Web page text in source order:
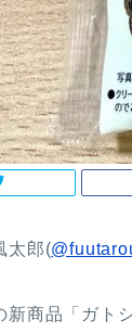
太郎(
新商品「ガト